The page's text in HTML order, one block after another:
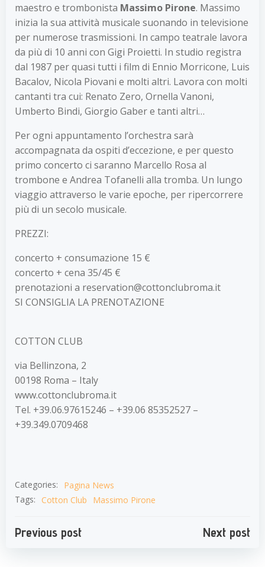
maestro e trombonista Massimo Pirone. Massimo
inizia la sua attività musicale suonando in televisione
per numerose trasmissioni. In campo teatrale lavora
da più di 10 anni con Gigi Proietti. In studio registra
dal 1987 per quasi tutti i film di Ennio Morricone, Luis
Bacalov, Nicola Piovani e molti altri. Lavora con molti
cantanti tra cui: Renato Zero, Ornella Vanoni,
Umberto Bindi, Giorgio Gaber e tanti altri…
Per ogni appuntamento l’orchestra sarà
accompagnata da ospiti d’eccezione, e per questo
primo concerto ci saranno Marcello Rosa al
trombone e Andrea Tofanelli alla tromba. Un lungo
viaggio attraverso le varie epoche, per ripercorrere
più di un secolo musicale.
PREZZI:
concerto + consumazione 15 €
concerto + cena 35/45 €
prenotazioni a reservation@cottonclubroma.it
SI CONSIGLIA LA PRENOTAZIONE
COTTON CLUB
via Bellinzona, 2
00198 Roma – Italy
www.cottonclubroma.it
Tel. +39.06.97615246 – +39.06 85352527 –
+39.349.0709468
Categories:
Pagina News
Tags: Cotton Club Massimo Pirone
Navigazione
Previous post
Navigazione
Next post